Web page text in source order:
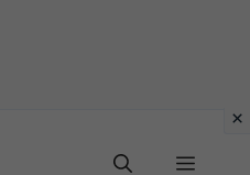
Menu